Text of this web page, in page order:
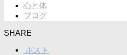
心と体
ブログ
SHARE
ポスト